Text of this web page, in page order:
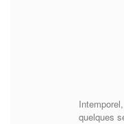
quelques